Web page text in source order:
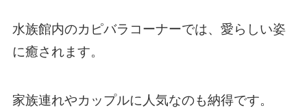
水族館内のカピバラコーナーでは、愛らしい姿
に癒されます。
家族連れやカップルに人気なのも納得です。